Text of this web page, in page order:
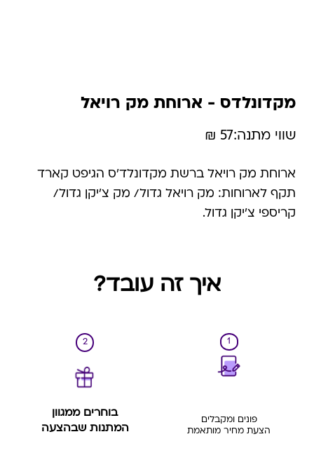
מקדונלדס - ארוחת מק רויאל
שווי מתנה:57 ₪
ארוחת מק רויאל ברשת מקדונלד'ס הגיפט קארד
תקף לארוחות: מק רויאל גדול/ מק צ'יקן גדול/
קריספי צ'יקן גדול.
איך זה עובד?
1
פונים ומקבלים
הצעת מחיר מותאמת
2
בוחרים ממגוון
המתנות שבהצעה